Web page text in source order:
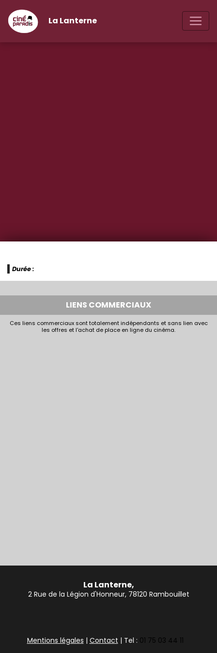
La Lanterne
Durée :
LIENS COMMERCIAUX
Ces liens commerciaux sont totalement indépendants et sans lien avec
les offres et l'achat de place en ligne du cinéma.
La Lanterne,
2 Rue de la Légion d'Honneur, 78120 Rambouillet
Mentions légales | Contact | Tel : 01 75 03 44 11